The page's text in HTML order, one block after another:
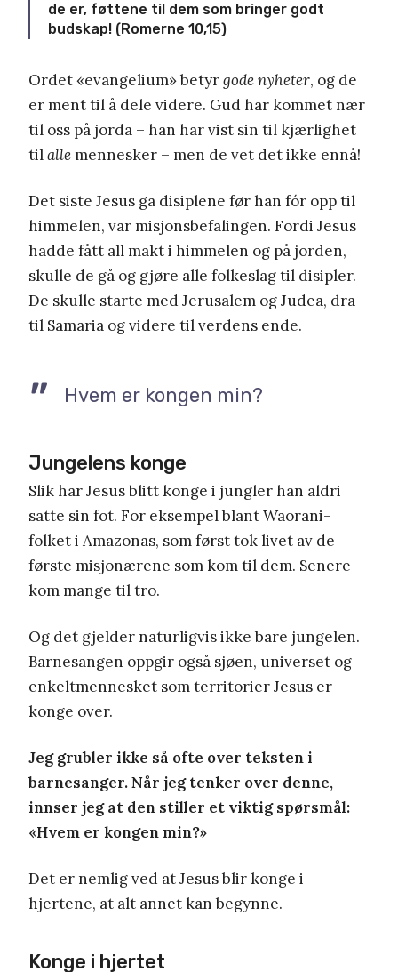
de er, føttene til dem som bringer godt
budskap! (Romerne 10,15)
Ordet «evangelium» betyrgode nyheter, og de
er ment til å dele videre. Gud har kommet nær
til oss på jorda – han har vist sin til kjærlighet
tilallemennesker – men de vet det ikke ennå!
Det siste Jesus ga disiplene før han fór opp til
himmelen, var misjonsbefalingen. Fordi Jesus
hadde fått all makt i himmelen og på jorden,
skulle de gå og gjøre alle folkeslag til disipler.
De skulle starte med Jerusalem og Judea, dra
til Samaria og videre til verdens ende.
Hvem er kongen min?
Jungelens konge
Slik har Jesus blitt konge i jungler han aldri
satte sin fot. For eksempel blant Waorani-
folket i Amazonas, som først tok livet av de
første misjonærene som kom til dem. Senere
kom mange til tro.
Og det gjelder naturligvis ikke bare jungelen.
Barnesangen oppgir også sjøen, universet og
enkeltmennesket som territorier Jesus er
konge over.
Jeg grubler ikke så ofte over teksten i
barnesanger. Når jeg tenker over denne,
innser jeg at den stiller et viktig spørsmål:
«Hvem er kongen min?»
Det er nemlig ved at Jesus blir konge i
hjertene, at alt annet kan begynne.
Konge i hjertet